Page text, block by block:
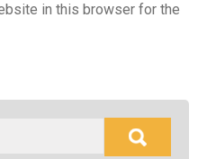
in this browser for the